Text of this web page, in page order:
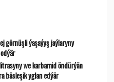
görnüşli ýaşaýyş jaýlaryny
we karbamid öndürýän
bäsleşik yglan edýär